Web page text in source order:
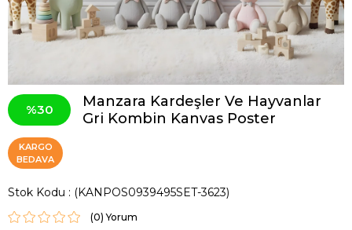
30
Manzara Kardeşler Ve Hayvanlar
Gri Kombin Kanvas Poster
KARGO
BEDAVA
Stok Kodu (KANPOS0939495SET-3623)
(0)